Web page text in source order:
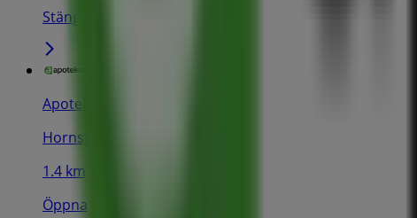
Stängt
Apoteket
Hornsgatan 49, Stockholm
1.4 km
Öppna